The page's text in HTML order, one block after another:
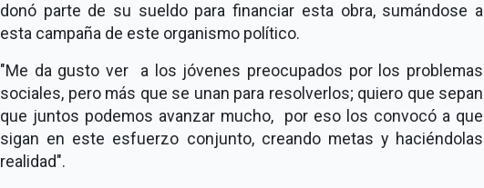
donó parte de su sueldo para financiar esta obra, sumándose a
esta campaña de este organismo político.
"Me da gusto ver a los jóvenes preocupados por los problemas
sociales, pero más que se unan para resolverlos; quiero que sepan
que juntos podemos avanzar mucho, por eso los convocó a que
sigan en este esfuerzo conjunto, creando metas y haciéndolas
realidad".